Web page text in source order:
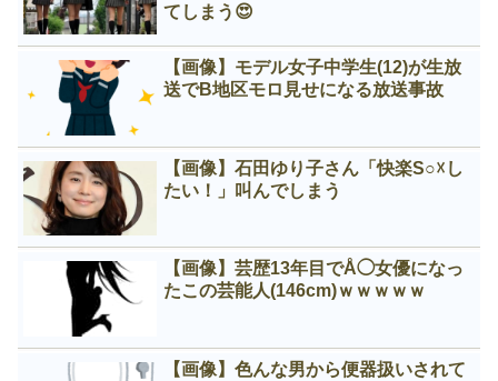
てしまう😍
【画像】モデル女子中学生(12)が生放
送でB地区モロ見せになる放送事故
【画像】石田ゆり子さん「快楽S○☓し
たい！」叫んでしまう
【画像】芸歴13年目でÅ◯女優になっ
たこの芸能人(146cm)ｗｗｗｗｗ
【画像】色んな男から便器扱いされて